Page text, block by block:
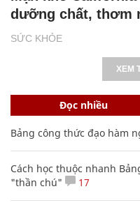
SỨC KHỎE
dưỡng chất, thơm
XEM
Đọc nhiều
Bảng công thức đạo hàm
Cách học thuộc nhanh
"thần chú"
17